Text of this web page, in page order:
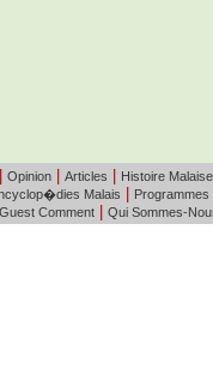
Opinion| Articles Histoire Malaise
Malais Programmes
Guest Comment Qui Sommes-